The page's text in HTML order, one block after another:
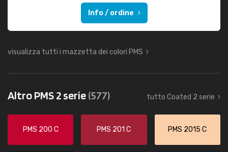
Info / ordine
visualizza tutti i mazzetta dei colori PMS
Altro PMS 2 serie(577) tutto Coated 2 serie
PMS 200 C PMS 201 C PMS 2015 C